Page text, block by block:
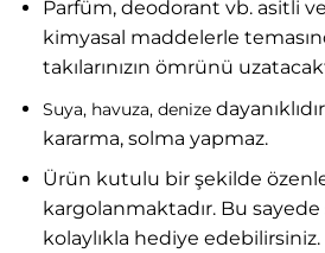
Parfüm, deodorant vb. asitli
kimyasal maddelerle
takılarınızın ömrünü
Suya, havuza, denize
kararma, solma yapmaz.
Ürün kutulu bir şekilde
kargolanmaktadır. Bu
kolaylıkla hediye edebilirsiniz.